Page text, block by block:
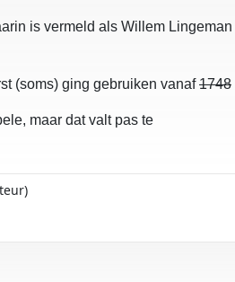
is vermeld als Willem Lingeman
(soms) ging gebruiken vanaf1748
maar dat valt pas te